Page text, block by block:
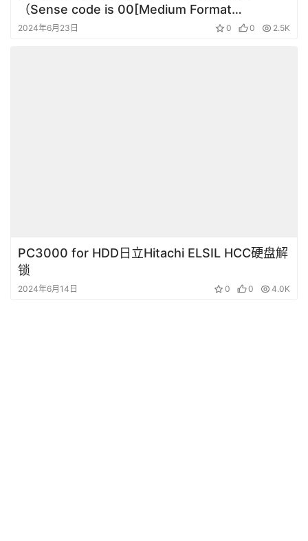
（Sense code is 00[Medium Format
Corrupted]）格式损坏的问题
2024年6月23日 0 0 2.5K
PC3000 for HDD日立Hitachi ELSIL HCC硬盘解
锁
2024年6月14日 0 0 4.0K